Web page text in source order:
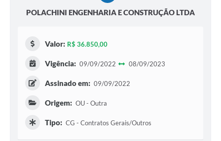
POLACHINI ENGENHARIA E CONSTRUÇÃO LTDA
Valor: R$ 36.850,00
Vigência: 09/09/2022 08/09/2023
Assinado em: 09/09/2022
Origem: OU - Outra
Tipo: CG - Contratos Gerais/Outros